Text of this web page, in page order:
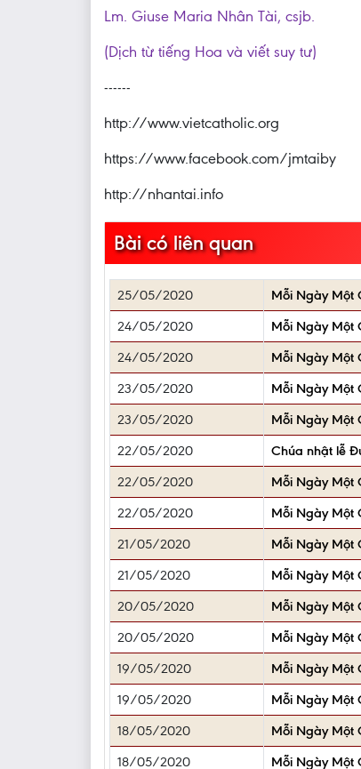
Lm. Giuse Maria Nhân Tài, csjb.
(Dịch từ tiếng Hoa và viết suy tư)
------
http://www.vietcatholic.org
https://www.facebook.com/jmtaiby
http://nhantai.info
Bài có liên quan
25/05/2020 Mỗi Ngày Một
24/05/2020
Mỗi Ngày Một
24/05/2020
Mỗi Ngày Một
23/05/2020
Mỗi Ngày Một
23/05/2020
Mỗi Ngày Một
22/05/2020
Chúa nhật lễ
22/05/2020
Mỗi Ngày Một
22/05/2020
Mỗi Ngày Một
21/05/2020
Mỗi Ngày Một
21/05/2020
Mỗi Ngày Một
20/05/2020
Mỗi Ngày Một
20/05/2020
Mỗi Ngày Một
19/05/2020
Mỗi Ngày Một
19/05/2020
Mỗi Ngày Một
18/05/2020
Mỗi Ngày Một
18/05/2020
Mỗi Ngày Một